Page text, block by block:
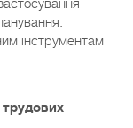
інструментам